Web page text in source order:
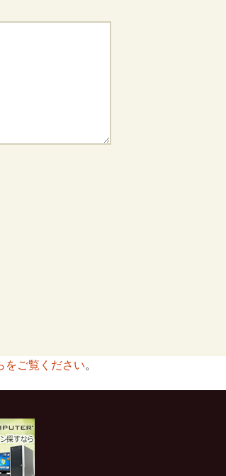
をご覧ください。